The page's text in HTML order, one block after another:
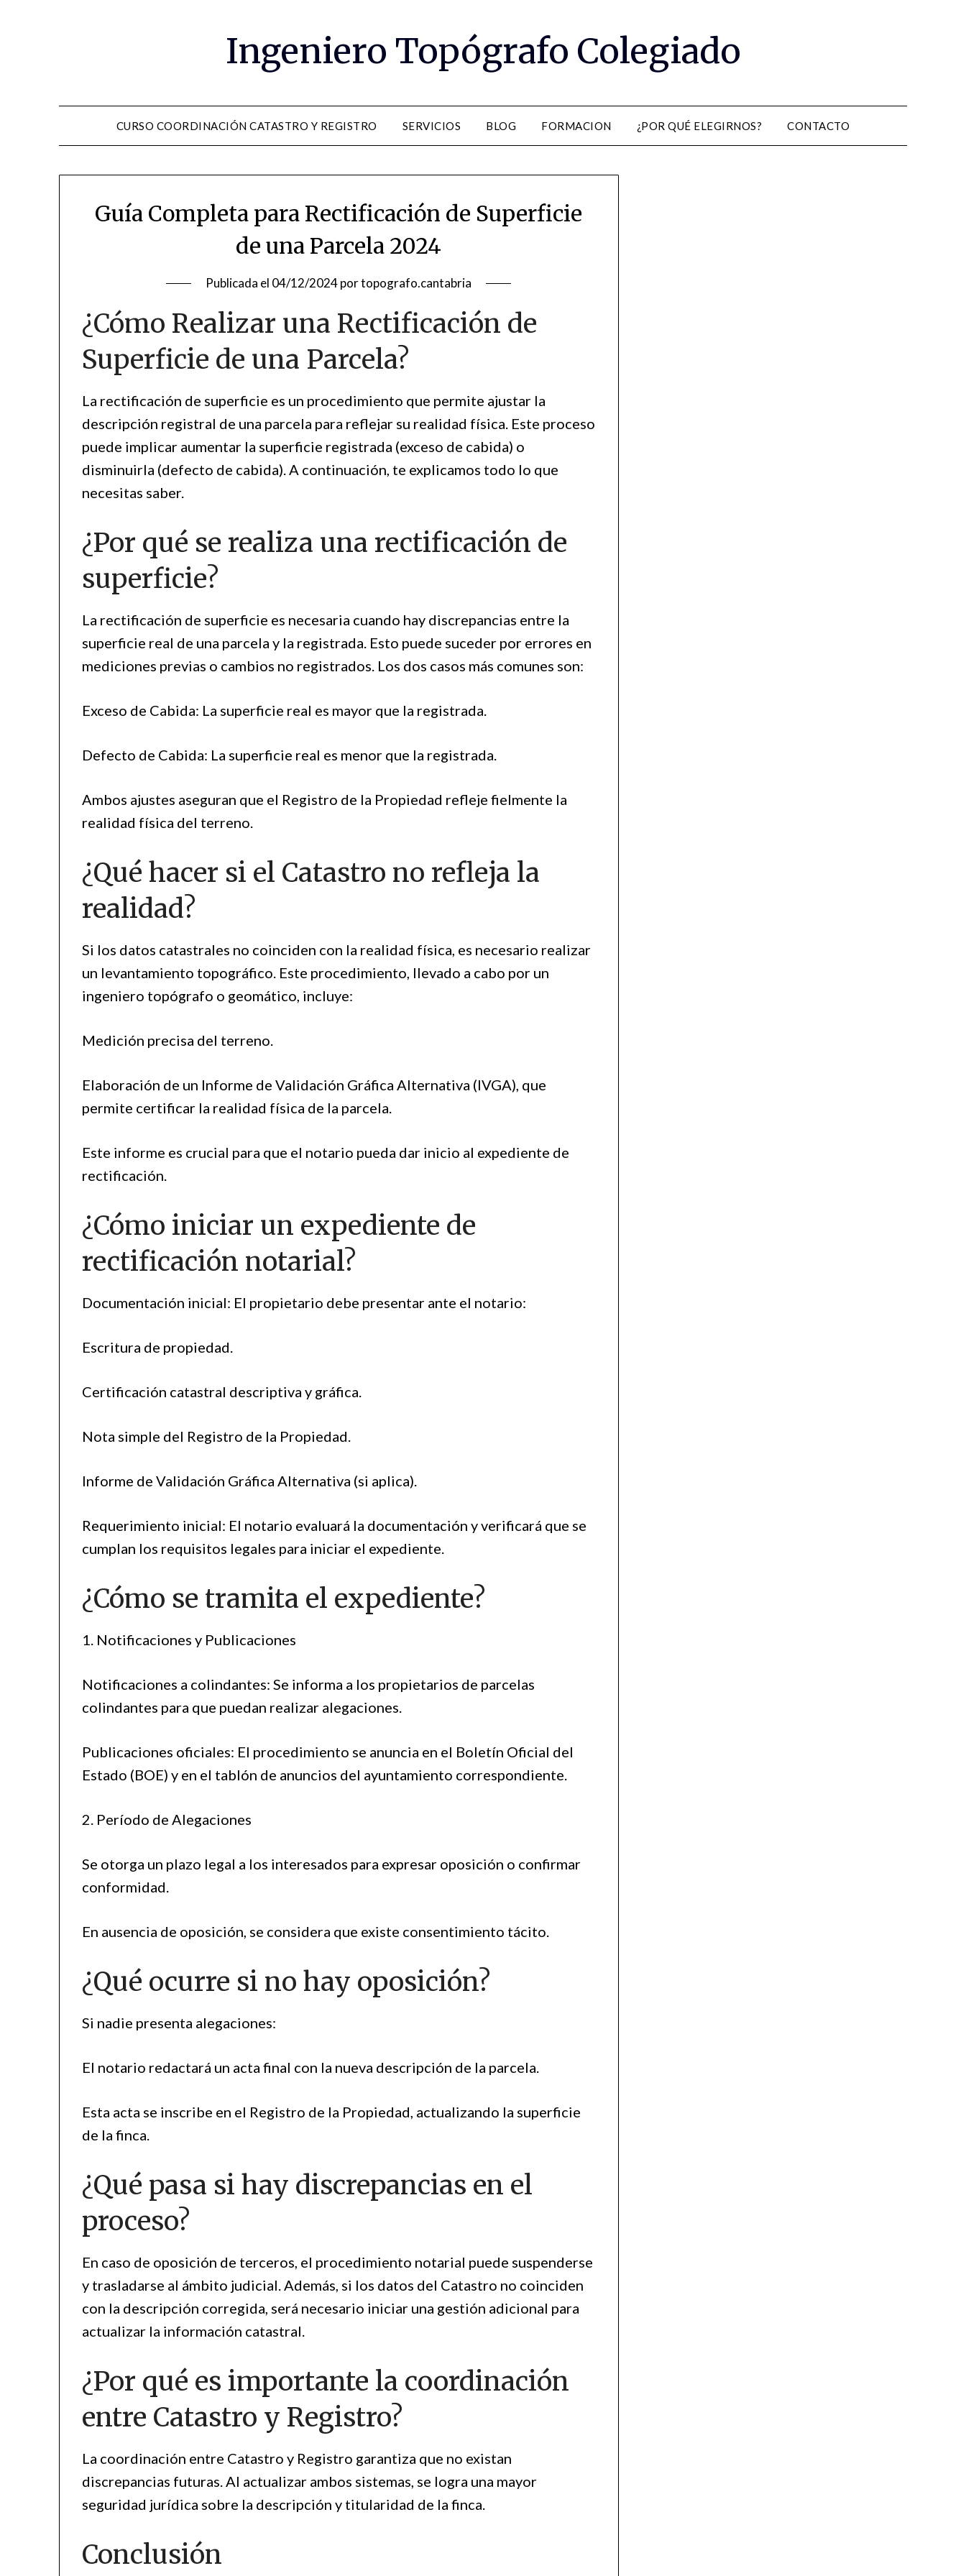
Ingeniero Topógrafo Colegiado
CURSO COORDINACIÓN CATASTRO Y REGISTRO SERVICIOS BLOG FORMACION ¿POR QUÉ ELEGIRNOS? CONTACTO
Guía Completa para Rectificación de Superficie
de una Parcela 2024
Publicada el 04/12/2024portopografo.cantabria
¿Cómo Realizar una Rectificación de
Superficie de una Parcela?
La rectificación de superficie es un procedimiento que permite ajustar la
descripción registral de una parcela para reflejar su realidad física. Este proceso
puede implicar aumentar la superficie registrada (exceso de cabida) o
disminuirla (defecto de cabida). A continuación, te explicamos todo lo que
necesitas saber.
¿Por qué se realiza una rectificación de
superficie?
La rectificación de superficie es necesaria cuando hay discrepancias entre la
superficie real de una parcela y la registrada. Esto puede suceder por errores en
mediciones previas o cambios no registrados. Los dos casos más comunes son:
Exceso de Cabida: La superficie real es mayor que la registrada.
Defecto de Cabida: La superficie real es menor que la registrada.
Ambos ajustes aseguran que el Registro de la Propiedad refleje fielmente la
realidad física del terreno.
¿Qué hacer si el Catastro no refleja la
realidad?
Si los datos catastrales no coinciden con la realidad física, es necesario realizar
un levantamiento topográfico. Este procedimiento, llevado a cabo por un
ingeniero topógrafo o geomático, incluye:
Medición precisa del terreno.
Elaboración de un Informe de Validación Gráfica Alternativa (IVGA), que
permite certificar la realidad física de la parcela.
Este informe es crucial para que el notario pueda dar inicio al expediente de
rectificación.
¿Cómo iniciar un expediente de
rectificación notarial?
Documentación inicial: El propietario debe presentar ante el notario:
Escritura de propiedad.
Certificación catastral descriptiva y gráfica.
Nota simple del Registro de la Propiedad.
Informe de Validación Gráfica Alternativa (si aplica).
Requerimiento inicial: El notario evaluará la documentación y verificará que se
cumplan los requisitos legales para iniciar el expediente.
¿Cómo se tramita el expediente?
1. Notificaciones y Publicaciones
Notificaciones a colindantes: Se informa a los propietarios de parcelas
colindantes para que puedan realizar alegaciones.
Publicaciones oficiales: El procedimiento se anuncia en el Boletín Oficial del
Estado (BOE) y en el tablón de anuncios del ayuntamiento correspondiente.
2. Período de Alegaciones
Se otorga un plazo legal a los interesados para expresar oposición o confirmar
conformidad.
En ausencia de oposición, se considera que existe consentimiento tácito.
¿Qué ocurre si no hay oposición?
Si nadie presenta alegaciones:
El notario redactará un acta final con la nueva descripción de la parcela.
Esta acta se inscribe en el Registro de la Propiedad, actualizando la superficie
de la finca.
¿Qué pasa si hay discrepancias en el
proceso?
En caso de oposición de terceros, el procedimiento notarial puede suspenderse
y trasladarse al ámbito judicial. Además, si los datos del Catastro no coinciden
con la descripción corregida, será necesario iniciar una gestión adicional para
actualizar la información catastral.
¿Por qué es importante la coordinación
entre Catastro y Registro?
La coordinación entre Catastro y Registro garantiza que no existan
discrepancias futuras. Al actualizar ambos sistemas, se logra una mayor
seguridad jurídica sobre la descripción y titularidad de la finca.
Conclusión